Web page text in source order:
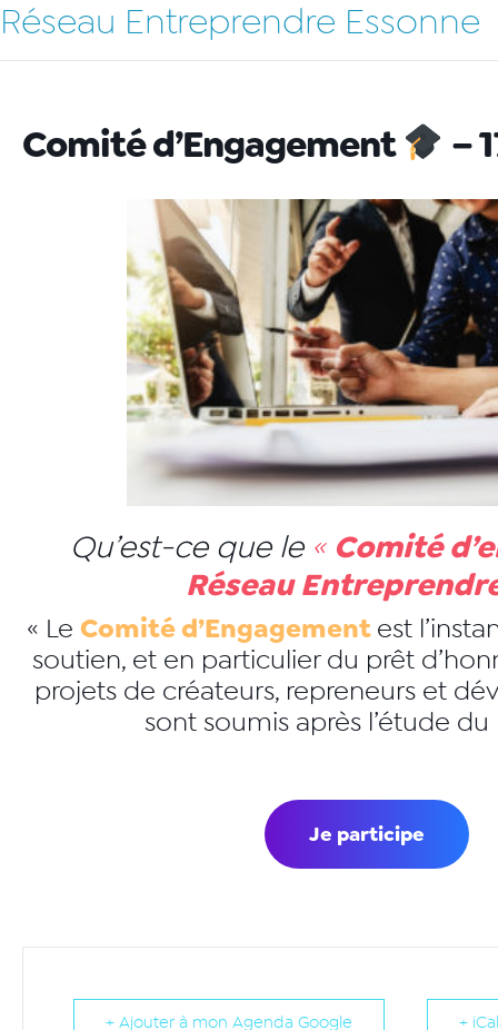
Réseau Entreprendre Essonne
Comité d’Engagement –
Qu’est-ce que le « Comité
Réseau
« Le Comité d’Engagement est
soutien, et en particulier du prêt
projets de créateurs, repreneurs et
sont soumis après l’étude du
Je participe
+ Ajouter à mon Agenda Google +